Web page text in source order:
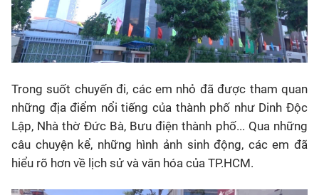
Trong suốt chuyến đi, các em nhỏ đã được tham quan
những địa điểm nổi tiếng của thành phố như Dinh Độc
Lập, Nhà thờ Đức Bà, Bưu điện thành phố... Qua những
câu chuyện kể, những hình ảnh sinh động, các em đã
hiểu rõ hơn về lịch sử và văn hóa của TP.HCM.